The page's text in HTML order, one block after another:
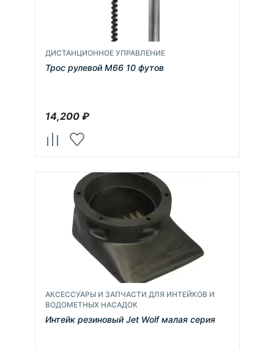
ДИСТАНЦИОННОЕ УПРАВЛЕНИЕ
Трос рулевой М66 10 футов
14,200₽
АКСЕССУАРЫ И ЗАПЧАСТИ ДЛЯ ИНТЕЙКОВ И
ВОДОМЕТНЫХ НАСАДОК
Интейк резиновый Jet Wolf малая серия